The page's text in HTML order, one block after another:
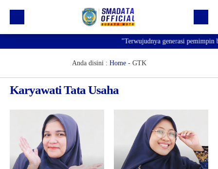
Kegiatan
Prestasi
Saluran Resmi WA
"Terwujudnya generasi pemimpin
Anda disini : Home- GTK
Karyawati Tata Usaha